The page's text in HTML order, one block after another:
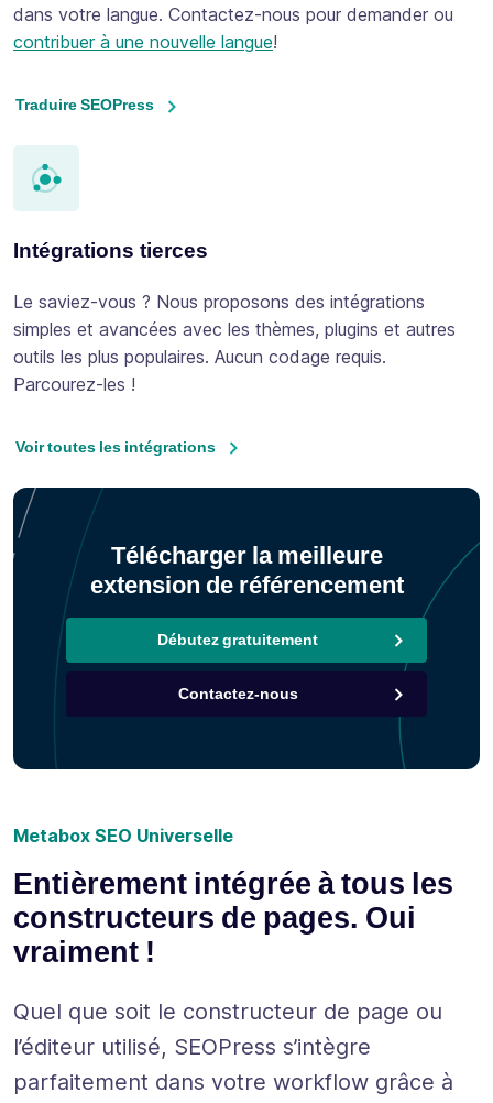
dans votre langue. Contactez-nous pour demander ou
contribuer à une nouvelle langue!
Traduire SEOPress
Intégrations tierces
Le saviez-vous ? Nous proposons des intégrations
simples et avancées avec les thèmes, plugins et autres
outils les plus populaires. Aucun codage requis.
Parcourez-les !
Voir toutes les intégrations
Télécharger la meilleure
extension de référencement
Débutez gratuitement
Contactez-nous
Metabox SEO Universelle
Entièrement intégrée à tous les
constructeurs de pages. Oui
vraiment !
Quel que soit le constructeur de page ou
l’éditeur utilisé, SEOPress s’intègre
parfaitement dans votre workflow grâce à